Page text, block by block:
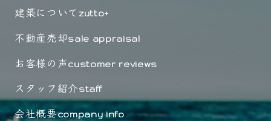
建築について zutto+
不動産売却sale appraisal
お客様の声customer reviews
スタッフ紹介staff
会社概要company info